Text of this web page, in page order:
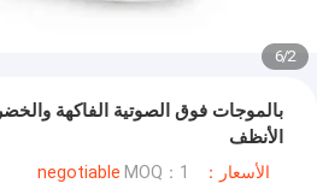
2
/
6
بالموجات فوق الصوتية الفاكهة
الأنظف
الأسعار：negotiable MOQ：1